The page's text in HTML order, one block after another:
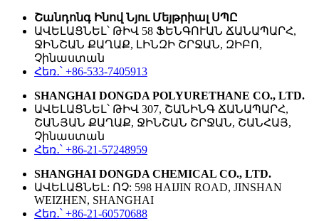
Շանդոնգ Ինով Նյու Մեյթրիալ ՍՊԸ
ԱՎԵԼԱՑՆԵԼ՝ ԹԻՎ 58 ՖԵՆԳՈՒԱՆ ՃԱՆԱՊԱՐՀ,
ՋԻՆՇԱՆ ՔԱՂԱՔ, ԼԻՆԶԻ ՇՐՋԱՆ, ԶԻԲՈ,
Չինաստան
Հեռ․՝ +86-533-7405913
SHANGHAI DONGDA POLYURETHANE CO., LTD.
ԱՎԵԼԱՑՆԵԼ՝ ԹԻՎ 307, ՇԱՆԻՆԳ ՃԱՆԱՊԱՐՀ,
ՇԱՆՅԱՆ ՔԱՂԱՔ, ՋԻՆՇԱՆ ՇՐՋԱՆ, ՇԱՆՀԱՅ,
Չինաստան
Հեռ․՝ +86-21-57248959
SHANGHAI DONGDA CHEMICAL CO., LTD.
ԱՎԵԼԱՑՆԵԼ: ՈՉ: 598 HAIJIN ROAD, JINSHAN
WEIZHEN, SHANGHAI
Հեռ․՝ +86-21-60570688